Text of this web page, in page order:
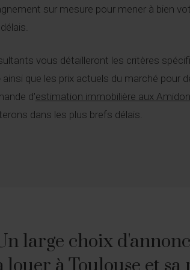
sur mesure pour mener à bien
vous détailleront les critères
ainsi que les prix actuels du marché pour
d'estimation immobilière aux
dans les plus brefs délais.
large choix